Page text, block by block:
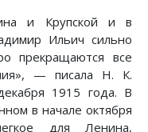
и Крупской и в
Ильич сильно
прекращаются все
— писала Н. К.
1915 года. В
в начале октября
для Ленина,